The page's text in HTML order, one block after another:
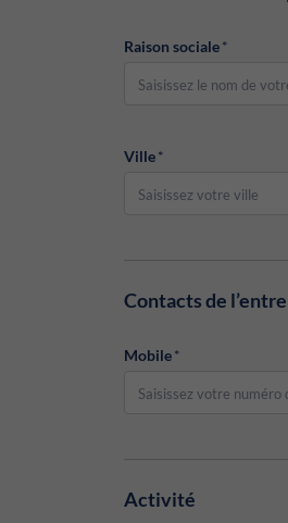
Raison sociale*
Ville*
Contacts de
Mobile*
Activité